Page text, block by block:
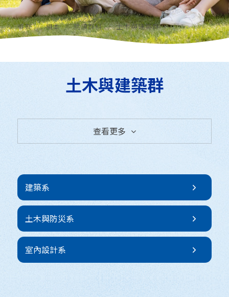
首頁 相本 就讀群科 土木與建築群
土木與建築群
查看更多
就讀群科
建築系
土木與防災系
室內設計系